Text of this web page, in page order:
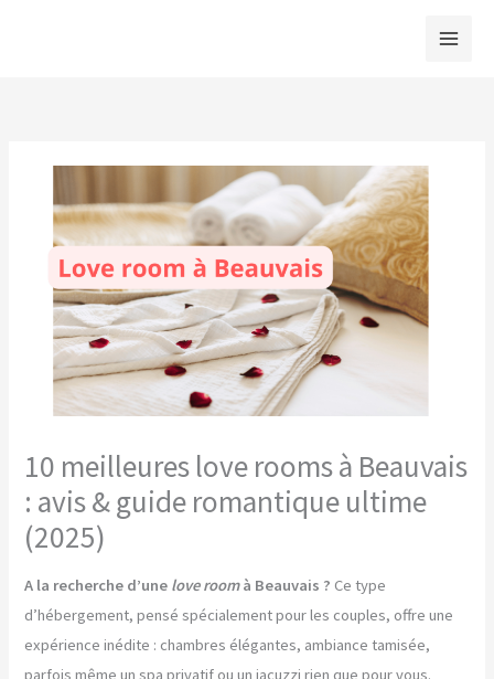
10 meilleures love rooms à Beauvais
: avis & guide romantique ultime
(2025)
A la recherche d’une love roomà Beauvais ? Ce type
d’hébergement, pensé spécialement pour les couples, offre une
expérience inédite : chambres élégantes, ambiance tamisée,
parfois même un spa privatif ou un jacuzzi rien que pour vous.